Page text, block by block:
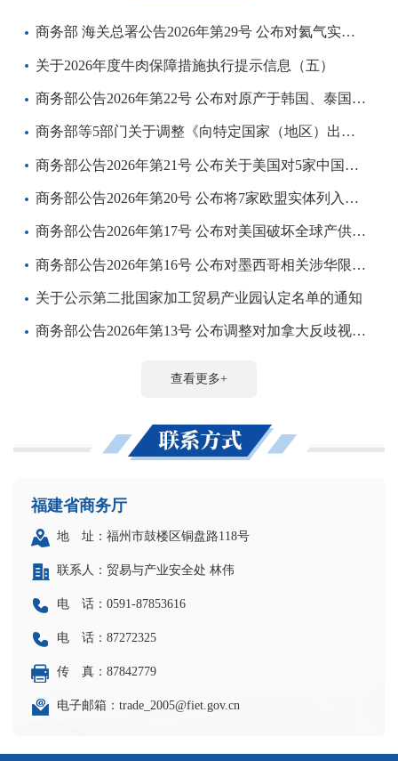
商务部 海关总署公告2026年第29号 公布对氦气实施临时禁止出口管理
关于2026年度牛肉保障措施执行提示信息（五）
商务部公告2026年第22号 公布对原产于韩国、泰国和马来西亚的进口共聚聚甲醛反倾销措施相关企业税率继承的决定
商务部等5部门关于调整《向特定国家（地区）出口易制毒化学品管理目录》的公告
商务部公告2026年第21号 公布关于美国对5家中国企业实施涉伊朗石油制裁措施的阻断禁令
商务部公告2026年第20号 公布将7家欧盟实体列入出口管制管控名单
商务部公告2026年第17号 公布对美国破坏全球产供链相关做法和措施发起贸易壁垒调查
商务部公告2026年第16号 公布对墨西哥相关涉华限制措施进行贸易投资壁垒调查的最终结论
关于公示第二批国家加工贸易产业园认定名单的通知
商务部公告2026年第13号 公布调整对加拿大反歧视措施
查看更多+
福建省商务厅
地 址：福州市鼓楼区铜盘路118号
联系人：贸易与产业安全处 林伟
电 话：0591-87853616
电 话：87272325
传 真：87842779
电子邮箱：trade_2005@fiet.gov.cn